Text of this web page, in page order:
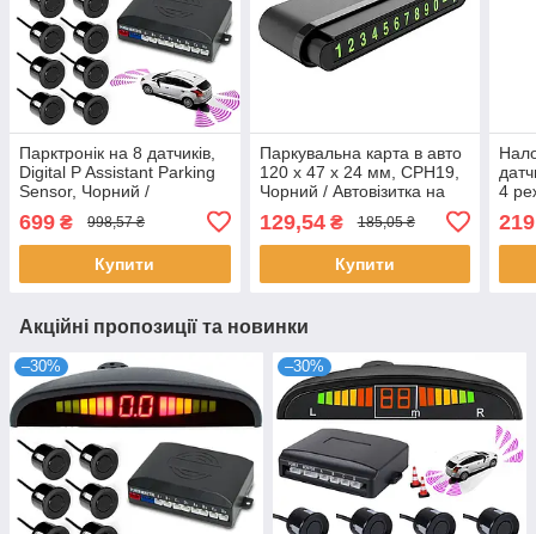
Парктронік на 8 датчиків,
Digital P Assistant Parking
Sensor, Чорний /
дисплеєм
699 ₴ 998,57 ₴
Купити
Паркувальна карта в авто
120 х 47 х 24 мм, CPH19,
Чорний / Автовізитка на
телефону на панель
129,54₴ 185,05 ₴
Купити
4
219
Акційні пропозиції та новинки
–30% –30%